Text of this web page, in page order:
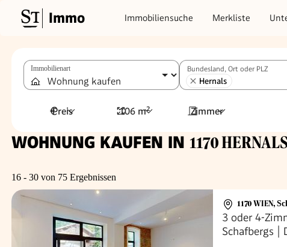
Immo Immobiliensuche Merkliste
Immobilienart Bundesland, Ort oder PLZ
Hernals
Preis 106 m² Zimmer
WOHNUNG KAUFEN IN 1170
16 - 30 von 75 Ergebnissen
1170 WIEN,
3 oder 4-
Schafbergs |